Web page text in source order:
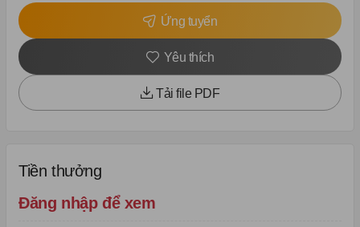
Ứng tuyển
Yêu thích
Tải file PDF
Tiền thưởng
Đăng nhập để xem